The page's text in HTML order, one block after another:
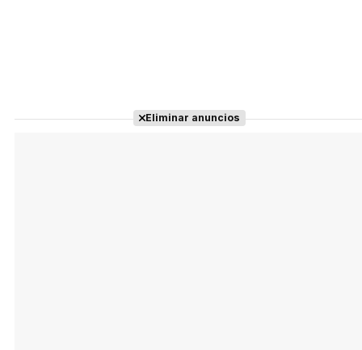
Eliminar anuncios